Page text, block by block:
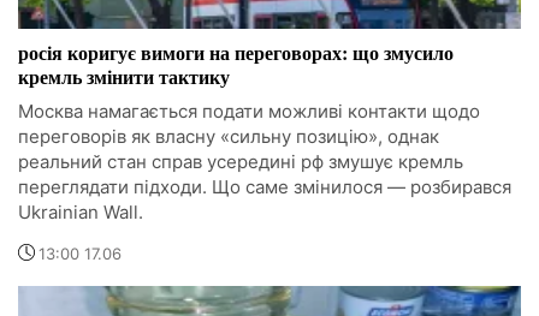
росія коригує вимоги на переговорах: що змусило
кремль змінити тактику
Москва намагається подати можливі контакти щодо
переговорів як власну «сильну позицію», однак
реальний стан справ усередині рф змушує кремль
переглядати підходи. Що саме змінилося — розбирався
Ukrainian Wall.
13:00 17.06